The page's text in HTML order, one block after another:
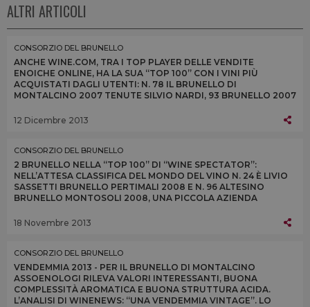
ALTRI ARTICOLI
CONSORZIO DEL BRUNELLO
ANCHE WINE.COM, TRA I TOP PLAYER DELLE VENDITE
ENOICHE ONLINE, HA LA SUA “TOP 100” CON I VINI PIÙ
ACQUISTATI DAGLI UTENTI: N. 78 IL BRUNELLO DI
MONTALCINO 2007 TENUTE SILVIO NARDI, 93 BRUNELLO 2007
12 Dicembre 2013
CONSORZIO DEL BRUNELLO
2 BRUNELLO NELLA “TOP 100” DI “WINE SPECTATOR”:
NELL’ATTESA CLASSIFICA DEL MONDO DEL VINO N. 24 È LIVIO
SASSETTI BRUNELLO PERTIMALI 2008 E N. 96 ALTESINO
BRUNELLO MONTOSOLI 2008, UNA PICCOLA AZIENDA
18 Novembre 2013
CONSORZIO DEL BRUNELLO
VENDEMMIA 2013 - PER IL BRUNELLO DI MONTALCINO
ASSOENOLOGI RILEVA VALORI INTERESSANTI, BUONA
COMPLESSITÀ AROMATICA E BUONA STRUTTURA ACIDA.
L’ANALISI DI WINENEWS: “UNA VENDEMMIA VINTAGE”. LO